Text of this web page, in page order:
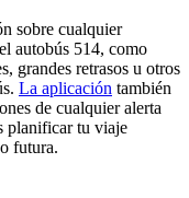
sobre cualquier
autobús 514, como
grandes retrasos u otros
La aplicación también
de cualquier alerta
planificar tu viaje
futura.